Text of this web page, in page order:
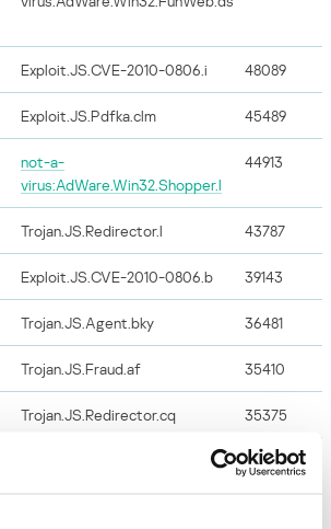
Exploit.JS.CVE-2010-0806.i 48089
Exploit.JS.Pdfka.clm 45489
not-a-
virus:AdWare.Win32.Shopper.l
44913
Trojan.JS.Redirector.l 43787
Exploit.JS.CVE-2010-0806.b 39143
Trojan.JS.Agent.bky 36481
Trojan.JS.Fraud.af 35410
Trojan.JS.Redirector.cq 35375